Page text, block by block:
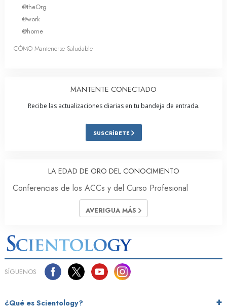
@theOrg
@work
@home
CÓMO Mantenerse Saludable
MANTENTE CONECTADO
Recibe las actualizaciones diarias en tu bandeja de entrada.
SUSCRÍBETE
LA EDAD DE ORO DEL CONOCIMIENTO
Conferencias de los ACCs y del Curso Profesional
AVERIGUA MÁS
SÍGUENOS
¿Qué es Scientology?